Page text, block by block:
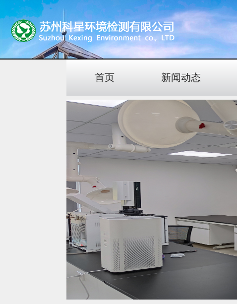
首页 新闻动态